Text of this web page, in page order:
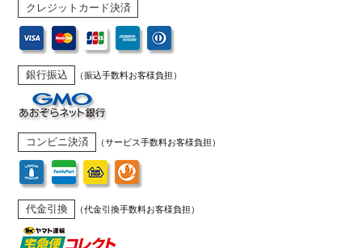
クレジットカード決済
銀行振込 （振込手数料お客様負担）
コンビニ決済 （サービス手数料お客様負担）
代金引換 （代金引換手数料お客様負担）